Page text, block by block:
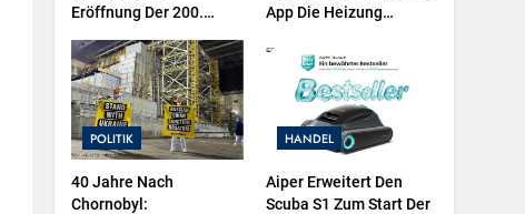
Eröffnung Der 200.
EDEKA
App Die Heizung
POLITIK
40 Jahre Nach
Chornobyl:
HANDEL
Aiper Erweitert Den
Scuba S1 Zum Start Der